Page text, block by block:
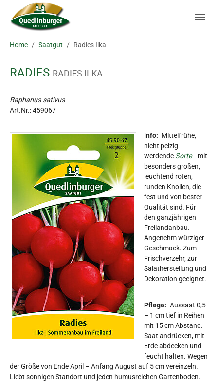
Skip to main navigation
Zum Hauptinhalt springen
Skip to page footer
Home Saatgut Radies Ilka
RADIES RADIES ILKA
Raphanus sativus
Art.Nr.:459067
Info: Mittelfrühe,
nicht pelzig
werdende Sorte
mit
besonders großen,
leuchtend roten,
runden Knollen, die
fest und von bester
Qualität sind. Für
den ganzjährigen
Freilandanbau.
Angenehm würziger
Geschmack. Zum
Frischverzehr, zur
Salatherstellung und
Dekoration geeignet.
Pflege: Aussaat 0,5
– 1 cm tief in Reihen
mit 15 cm Abstand.
Saat andrücken, mit
Erde abdecken und
feucht halten. Wegen
der Größe von Ende April – Anfang August auf 5 cm vereinzeln.
Liebt sonnigen Standort und jeden humusreichen Gartenboden.